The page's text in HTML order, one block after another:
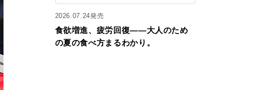
2026.07.24発売
食欲増進、疲労回復——大人のため
の夏の食べ方まるわかり。